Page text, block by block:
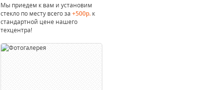
Мы приедем к вам и установим
стекло по месту всего за +500р. к
стандартной цене нашего
техцентра!